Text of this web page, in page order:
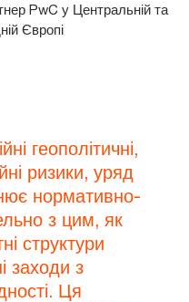
PwC у Центральній та
Європі
геополітичні,
ризики, уряд
нормативно-
з цим, як
структури
заходи з
Ця